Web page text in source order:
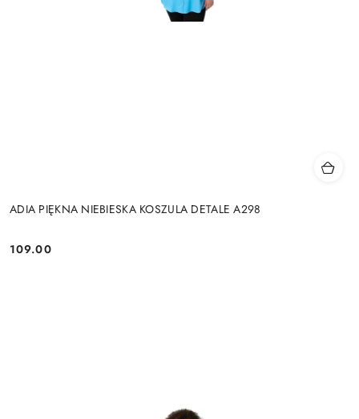
ADIA PIĘKNA NIEBIESKA KOSZULA DETALE A298
Cena:
109.00